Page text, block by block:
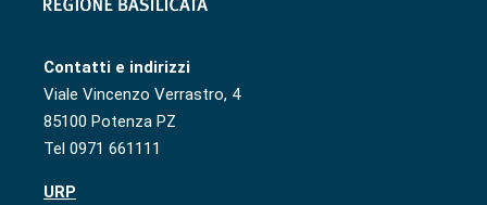
Contatti e indirizzi
Viale Vincenzo Verrastro, 4
85100 Potenza PZ
Tel 0971 661111
URP